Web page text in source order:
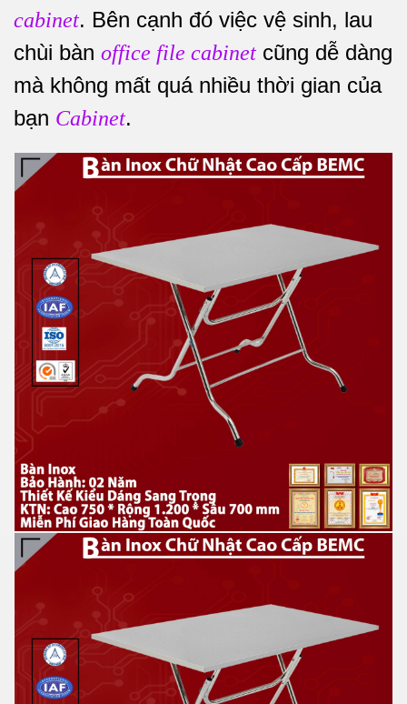
cabinet. Bên cạnh đó việc vệ sinh, lau
chùi bàn office file cabinet cũng dễ dàng
mà không mất quá nhiều thời gian của
bạn Cabinet.